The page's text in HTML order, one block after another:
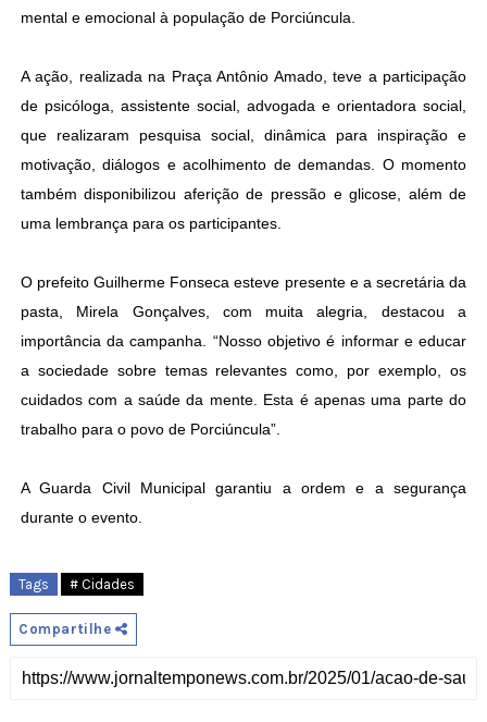
mental e emocional à população de Porciúncula.
A ação, realizada na Praça Antônio Amado, teve a participação
de psicóloga, assistente social, advogada e orientadora social,
que realizaram pesquisa social, dinâmica para inspiração e
motivação, diálogos e acolhimento de demandas. O momento
também disponibilizou aferição de pressão e glicose, além de
uma lembrança para os participantes.
O prefeito Guilherme Fonseca esteve presente e a secretária da
pasta, Mirela Gonçalves, com muita alegria, destacou a
importância da campanha. “Nosso objetivo é informar e educar
a sociedade sobre temas relevantes como, por exemplo, os
cuidados com a saúde da mente. Esta é apenas uma parte do
trabalho para o povo de Porciúncula”.
A Guarda Civil Municipal garantiu a ordem e a segurança
durante o evento.
Tags # Cidades
Compartilhe